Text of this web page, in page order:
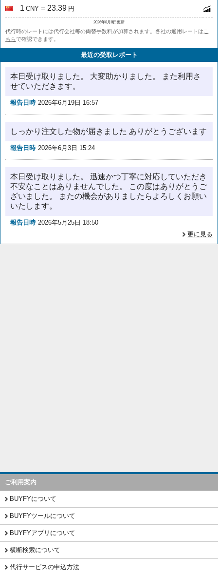
1 CNY = 23.39 円
2026年8月8日更新
代行時のレートには代行会社毎の両替手数料が加算されます。各社の適用レートは こ
ちらで確認できます。
最近の受取レポート
本日受け取りました。 大変助かりました。 また利用さ
せていただきます。
報告日時 2026年6月19日 16:57
しっかり注文した物が届きました ありがとうございます
報告日時 2026年6月3日 15:24
本日受け取りました。 迅速かつ丁寧に対応していただき
不安なことはありませんでした。 この度はありがとうご
ざいました。 またの機会がありましたらよろしくお願い
いたします。
報告日時 2026年5月25日 18:50
更に見る
ご利用案内
BUYFYについて
BUYFYツールについて
BUYFYアプリについて
横断検索について
代行サービスの申込方法